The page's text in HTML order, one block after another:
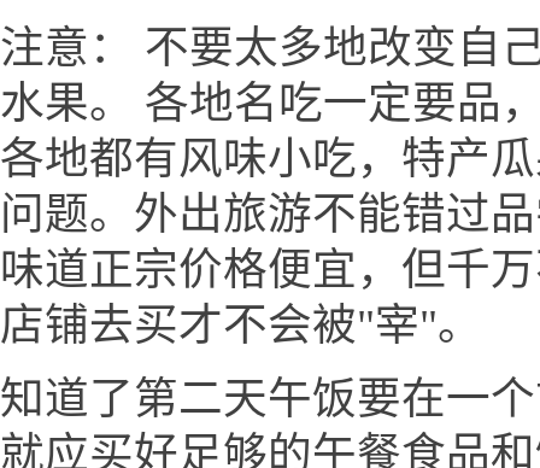
注意： 不要太多地改变自
水果。 各地名吃一定要品
各地都有风味小吃，特产
问题。外出旅游不能错过
味道正宗价格便宜，但千
店铺去买才不会被"宰"。
知道了第二天午饭要在一
就应买好足够的午餐食品